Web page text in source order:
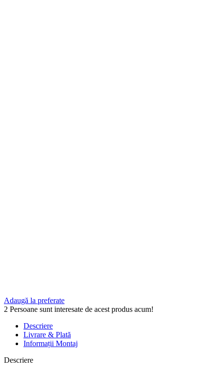
Adaugă la preferate
2 Persoane sunt interesate de acest produs acum!
Descriere
Livrare & Plată
Informații Montaj
Descriere